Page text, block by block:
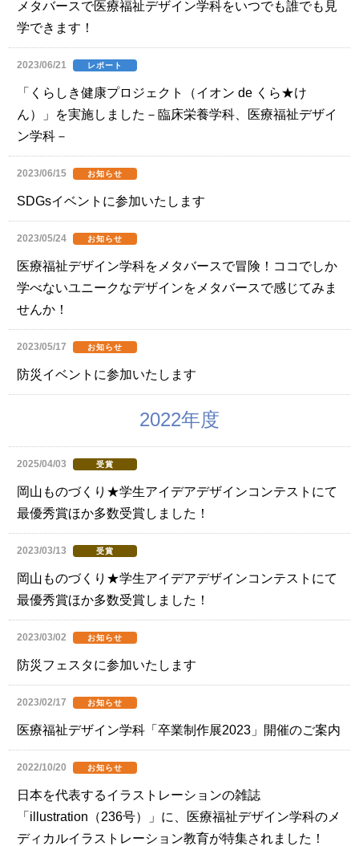
メタバースで医療福祉デザイン学科をいつでも誰でも見
学できます！
2023/06/21 レポート
「くらしき健康プロジェクト（イオン de くら★け
ん）」を実施しました－臨床栄養学科、医療福祉デザイ
ン学科－
2023/06/15 お知らせ
SDGsイベントに参加いたします
2023/05/24 お知らせ
医療福祉デザイン学科をメタバースで冒険！ココでしか
学べないユニークなデザインをメタバースで感じてみま
せんか！
2023/05/17 お知らせ
防災イベントに参加いたします
2022年度
2025/04/03 受賞
岡山ものづくり★学生アイデアデザインコンテストにて
最優秀賞ほか多数受賞しました！
2023/03/13 受賞
岡山ものづくり★学生アイデアデザインコンテストにて
最優秀賞ほか多数受賞しました！
2023/03/02 お知らせ
防災フェスタに参加いたします
2023/02/17 お知らせ
医療福祉デザイン学科「卒業制作展2023」開催のご案内
2022/10/20 お知らせ
日本を代表するイラストレーションの雑誌
「illustration（236号）」に、医療福祉デザイン学科のメ
ディカルイラストレーション教育が特集されました！